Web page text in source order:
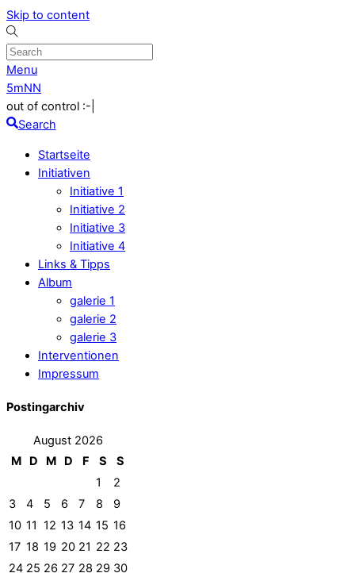
Skip to content
Menu
5mNN
out of control :-|
Search
Startseite
Initiativen
Initiative 1
Initiative 2
Initiative 3
Initiative 4
Links & Tipps
Album
galerie 1
galerie 2
galerie 3
Interventionen
Impressum
Postingarchiv
August 2026
M
D M D F S
S
1
2
3
4 5 6 7 8
9
10 11 12 13 14 15 16
17 18 19 20 21 22 23
24 25 26 27 28 29 30